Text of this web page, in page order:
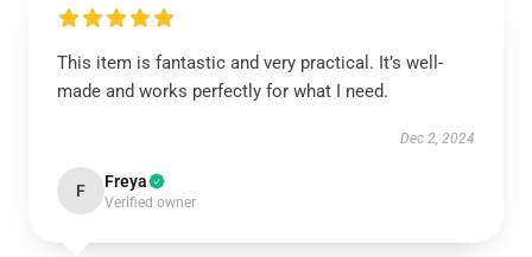
This item is fantastic and very practical. It’s well-
made and works perfectly for what I need.
Dec 2, 2024
F Freya
Verified owner